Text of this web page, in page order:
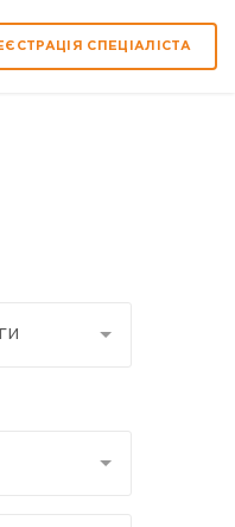
СПЕЦІАЛІСТА